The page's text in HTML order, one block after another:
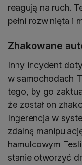
reagują na ruch.
pełni rozwinięta i
Zhakowane
Inny incydent
w samochodach
tego, by go
że został on
Ingerencja w
zdalną
hamulcowym
stanie otworzyć